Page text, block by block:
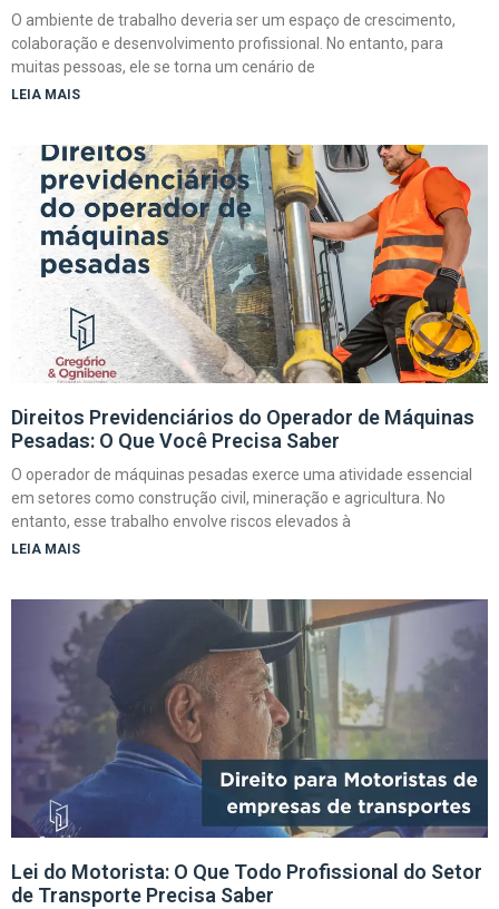
O ambiente de trabalho deveria ser um espaço de crescimento,
colaboração e desenvolvimento profissional. No entanto, para
muitas pessoas, ele se torna um cenário de
LEIA MAIS
Direitos Previdenciários do Operador de Máquinas
Pesadas: O Que Você Precisa Saber
O operador de máquinas pesadas exerce uma atividade essencial
em setores como construção civil, mineração e agricultura. No
entanto, esse trabalho envolve riscos elevados à
LEIA MAIS
Lei do Motorista: O Que Todo Profissional do Setor
de Transporte Precisa Saber